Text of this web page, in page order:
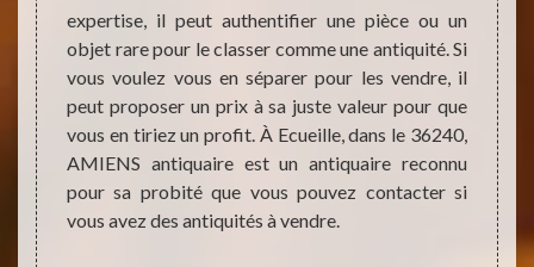
être
à
et
expertise, il peut authentifier une pièce ou un
objet rare pour le classer comme une antiquité. Si
vous voulez vous en séparer pour les vendre, il
peut proposer un prix à sa juste valeur pour que
vous en tiriez un profit. À Ecueille, dans le 36240,
AMIENS antiquaire est un antiquaire reconnu
pour sa probité que vous pouvez contacter si
vous avez des antiquités à vendre.
un
qu’il